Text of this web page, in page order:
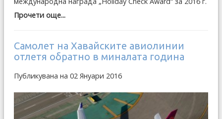
Прочети още...
Самолет на Хавайските авиолинии
отлетя обратно в миналата година
Публикувана на 02 Януари 2016